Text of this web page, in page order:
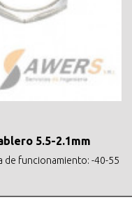
5.5-2.1mm
de funcionamiento: -40-55